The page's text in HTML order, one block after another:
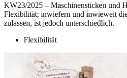
KW23/2025 – Maschinensticken und
Flexibilität; inwiefern und inwieweit die
zulassen, ist jedoch unterschiedlich.
Flexibilität